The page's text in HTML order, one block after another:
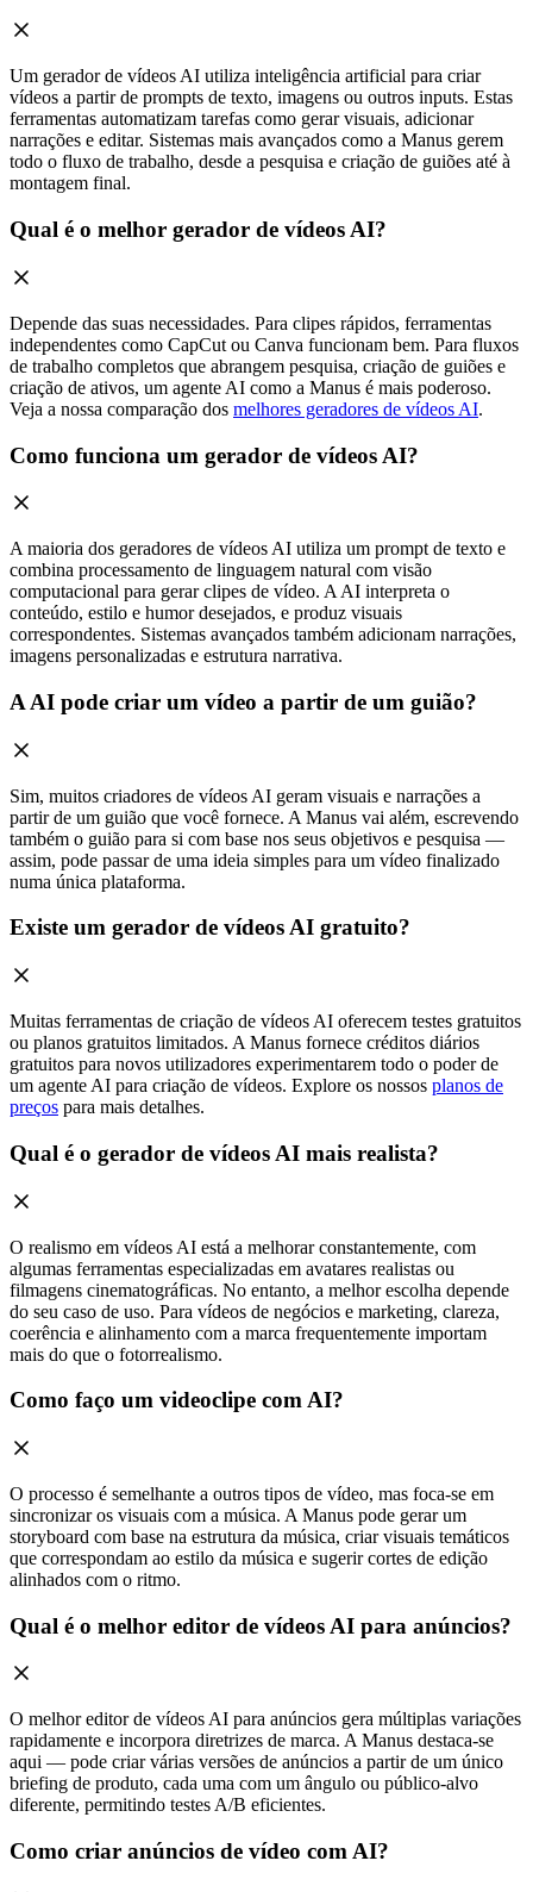
Um gerador de vídeos AI utiliza inteligência artificial para criar
vídeos a partir de prompts de texto, imagens ou outros inputs. Estas
ferramentas automatizam tarefas como gerar visuais, adicionar
narrações e editar. Sistemas mais avançados como a Manus gerem
todo o fluxo de trabalho, desde a pesquisa e criação de guiões até à
montagem final.
Qual é o melhor gerador de vídeos AI?
Depende das suas necessidades. Para clipes rápidos, ferramentas
independentes como CapCut ou Canva funcionam bem. Para fluxos
de trabalho completos que abrangem pesquisa, criação de guiões e
criação de ativos, um agente AI como a Manus é mais poderoso.
Veja a nossa comparação dos melhores geradores de vídeos AI.
Como funciona um gerador de vídeos AI?
A maioria dos geradores de vídeos AI utiliza um prompt de texto e
combina processamento de linguagem natural com visão
computacional para gerar clipes de vídeo. A AI interpreta o
conteúdo, estilo e humor desejados, e produz visuais
correspondentes. Sistemas avançados também adicionam narrações,
imagens personalizadas e estrutura narrativa.
A AI pode criar um vídeo a partir de um guião?
Sim, muitos criadores de vídeos AI geram visuais e narrações a
partir de um guião que você fornece. A Manus vai além, escrevendo
também o guião para si com base nos seus objetivos e pesquisa —
assim, pode passar de uma ideia simples para um vídeo finalizado
numa única plataforma.
Existe um gerador de vídeos AI gratuito?
Muitas ferramentas de criação de vídeos AI oferecem testes gratuitos
ou planos gratuitos limitados. A Manus fornece créditos diários
gratuitos para novos utilizadores experimentarem todo o poder de
um agente AI para criação de vídeos. Explore os nossos planos de
preços para mais detalhes.
Qual é o gerador de vídeos AI mais realista?
O realismo em vídeos AI está a melhorar constantemente, com
algumas ferramentas especializadas em avatares realistas ou
filmagens cinematográficas. No entanto, a melhor escolha depende
do seu caso de uso. Para vídeos de negócios e marketing, clareza,
coerência e alinhamento com a marca frequentemente importam
mais do que o fotorrealismo.
Como faço um videoclipe com AI?
O processo é semelhante a outros tipos de vídeo, mas foca-se em
sincronizar os visuais com a música. A Manus pode gerar um
storyboard com base na estrutura da música, criar visuais temáticos
que correspondam ao estilo da música e sugerir cortes de edição
alinhados com o ritmo.
Qual é o melhor editor de vídeos AI para anúncios?
O melhor editor de vídeos AI para anúncios gera múltiplas variações
rapidamente e incorpora diretrizes de marca. A Manus destaca-se
aqui — pode criar várias versões de anúncios a partir de um único
briefing de produto, cada uma com um ângulo ou público-alvo
diferente, permitindo testes A/B eficientes.
Como criar anúncios de vídeo com AI?